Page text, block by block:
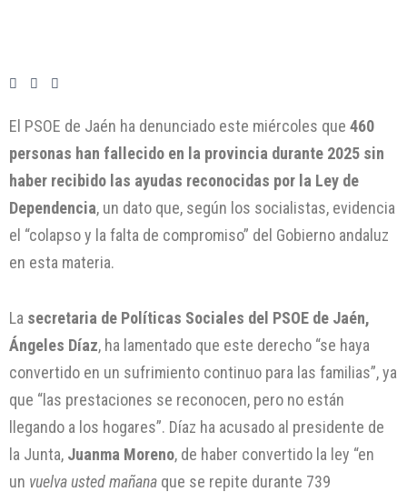
El PSOE de Jaén ha denunciado este miércoles que 460
personas han fallecido en la provincia durante 2025 sin
haber recibido las ayudas reconocidas por la Ley de
Dependencia, un dato que, según los socialistas, evidencia
el “colapso y la falta de compromiso” del Gobierno andaluz
en esta materia.
La secretaria de Políticas Sociales del PSOE de Jaén,
Ángeles Díaz, ha lamentado que este derecho “se haya
convertido en un sufrimiento continuo para las familias”, ya
que “las prestaciones se reconocen, pero no están
llegando a los hogares”. Díaz ha acusado al presidente de
la Junta, Juanma Moreno, de haber convertido la ley “en
un vuelva usted mañana que se repite durante 739